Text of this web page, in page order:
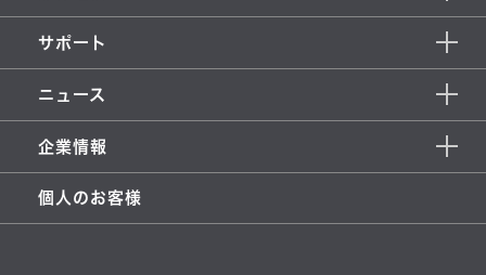
サポート
ニュース
企業情報
個人のお客様